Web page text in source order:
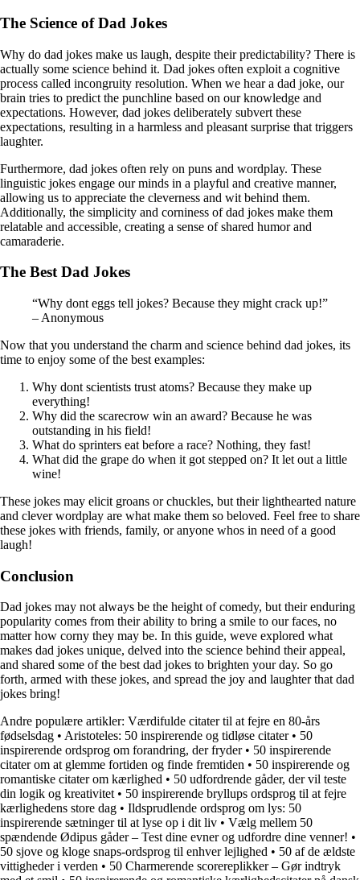
The Science of Dad Jokes
Why do dad jokes make us laugh, despite their predictability? There is
actually some science behind it. Dad jokes often exploit a cognitive
process called incongruity resolution. When we hear a dad joke, our
brain tries to predict the punchline based on our knowledge and
expectations. However, dad jokes deliberately subvert these
expectations, resulting in a harmless and pleasant surprise that triggers
laughter.
Furthermore, dad jokes often rely on puns and wordplay. These
linguistic jokes engage our minds in a playful and creative manner,
allowing us to appreciate the cleverness and wit behind them.
Additionally, the simplicity and corniness of dad jokes make them
relatable and accessible, creating a sense of shared humor and
camaraderie.
The Best Dad Jokes
“Why dont eggs tell jokes? Because they might crack up!”
– Anonymous
Now that you understand the charm and science behind dad jokes, its
time to enjoy some of the best examples:
Why dont scientists trust atoms? Because they make up
everything!
Why did the scarecrow win an award? Because he was
outstanding in his field!
What do sprinters eat before a race? Nothing, they fast!
What did the grape do when it got stepped on? It let out a little
wine!
These jokes may elicit groans or chuckles, but their lighthearted nature
and clever wordplay are what make them so beloved. Feel free to share
these jokes with friends, family, or anyone whos in need of a good
laugh!
Conclusion
Dad jokes may not always be the height of comedy, but their enduring
popularity comes from their ability to bring a smile to our faces, no
matter how corny they may be. In this guide, weve explored what
makes dad jokes unique, delved into the science behind their appeal,
and shared some of the best dad jokes to brighten your day. So go
forth, armed with these jokes, and spread the joy and laughter that dad
jokes bring!
Andre populære artikler: Værdifulde citater til at fejre en 80-års
fødselsdag • Aristoteles: 50 inspirerende og tidløse citater• 50
inspirerende ordsprog om forandring, der fryder• 50 inspirerende
citater om at glemme fortiden og finde fremtiden • 50 inspirerende og
romantiske citater om kærlighed • 50 udfordrende gåder, der vil teste
din logik og kreativitet• 50 inspirerende bryllups ordsprog til at fejre
kærlighedens store dag • Ildsprudlende ordsprog om lys: 50
inspirerende sætninger til at lyse op i dit liv • Vælg mellem 50
spændende Ødipus gåder – Test dine evner og udfordre dine venner! •
50 sjove og kloge snaps-ordsprog til enhver lejlighed • 50 af de ældste
vittigheder i verden • 50 Charmerende scorereplikker – Gør indtryk